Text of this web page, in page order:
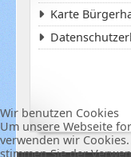
Karte
Wir benutzen Cookies
Um unsere Webseite
verwenden wir
stimmen Sie der